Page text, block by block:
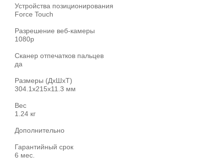
Устройства позиционирования
Force Touch
Разрешение веб-камеры
1080p
Сканер отпечатков пальцев
да
Размеры (ДхШхТ)
304.1x215x11.3 мм
Вес
1.24 кг
Дополнительно
Гарантийный срок
6 мес.